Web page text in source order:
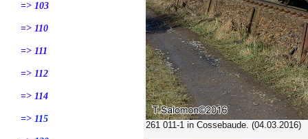
=> 103
=> 110
=> 111
=> 112
=> 114
=> 115
261 011-1 in Cossebaude. (04.03.2016)